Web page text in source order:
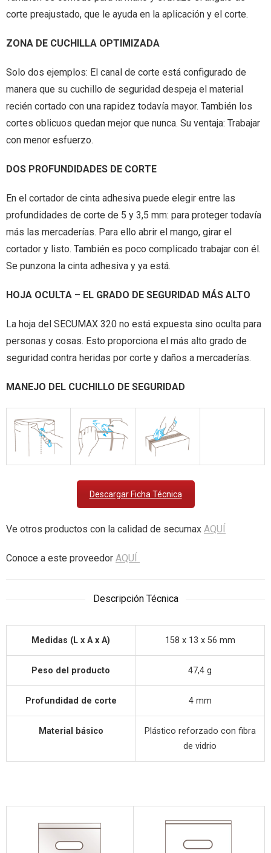
corte preajustado, que le ayuda en la aplicación y el corte.
ZONA DE CUCHILLA OPTIMIZADA
Solo dos ejemplos: El canal de corte está configurado de
manera que su cuchillo de seguridad despeja el material
recién cortado con una rapidez todavía mayor. También los
cortes oblicuos quedan mejor que nunca. Su ventaja: Trabajar
con menor esfuerzo.
DOS PROFUNDIDADES DE CORTE
En el cortador de cinta adhesiva puede elegir entre las
profundidades de corte de 5 y 3,5 mm: para proteger todavía
más las mercaderías. Para ello abrir el mango, girar el
cortador y listo. También es poco complicado trabajar con él.
Se punzona la cinta adhesiva y ya está.
HOJA OCULTA – EL GRADO DE SEGURIDAD MÁS ALTO
La hoja del SECUMAX 320 no está expuesta sino oculta para
personas y cosas. Esto proporciona el más alto grado de
seguridad contra heridas por corte y daños a mercaderías.
MANEJO DEL CUCHILLO DE SEGURIDAD
Descargar Ficha Técnica
Ve otros productos con la calidad de secumax AQUÍ
Conoce a este proveedor AQUÍ
Descripción Técnica
Medidas (L x A x A) 158 x 13 x 56 mm
Peso del producto 47,4 g
Profundidad de corte 4 mm
Material básico
Plástico reforzado con fibra
de vidrio